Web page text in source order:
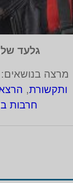
גלעד
מרצה בנושאים:
ותקשורת,
חרבות